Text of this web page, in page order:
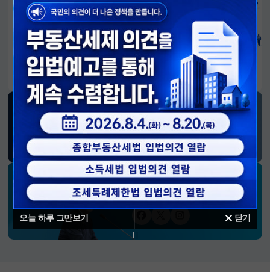
오늘 하루 그만보기 닫기
알림판
국민이 만든 대전환의 길-회복과 도약, 모두의 1년
재정경제부 SNS 소식
블로그페이스북트위터(X)유튜브인스타그램
소통하는 경제 리더 구윤철 장관의
SNS 채널